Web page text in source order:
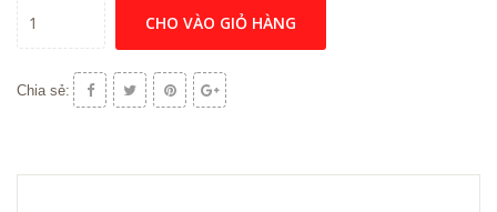
CHO VÀO GIỎ HÀNG
Chia sẻ: